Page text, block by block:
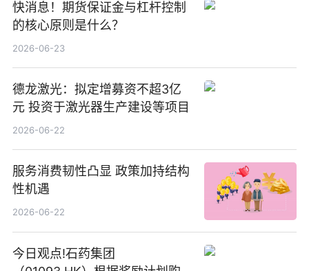
快消息！期货保证金与杠杆控制
的核心原则是什么？
2026-06-23
德龙激光：拟定增募资不超3亿
元 投资于激光器生产建设等项目
2026-06-22
服务消费韧性凸显 政策加持结构
性机遇
2026-06-22
今日观点!石药集团